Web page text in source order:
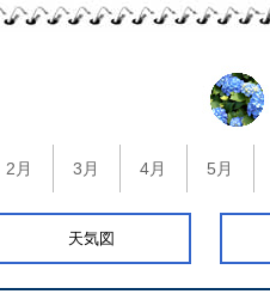
2月 3月 4月 5月
天気図